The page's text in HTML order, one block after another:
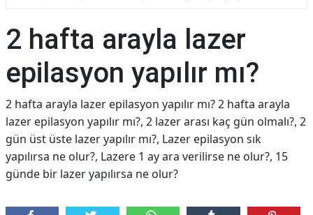
2 hafta arayla lazer
epilasyon yapılır mı?
2 hafta arayla lazer epilasyon yapılır mı? 2 hafta arayla
lazer epilasyon yapılır mı?, 2 lazer arası kaç gün olmalı?, 2
gün üst üste lazer yapılır mı?, Lazer epilasyon sık
yapılırsa ne olur?, Lazere 1 ay ara verilirse ne olur?, 15
günde bir lazer yapılırsa ne olur?